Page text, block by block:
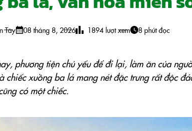
Tây 08 tháng 8, 2026 1894 lượt xem 8 phút đọc
phương tiện chủ yếu để đi lại, làm ăn của
chiếc xuồng ba lá mang nét đặc trưng rất độc
có một chiếc.